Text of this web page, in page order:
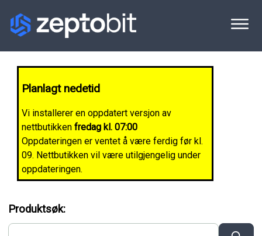
Planlagt nedetid
Vi installerer en oppdatert versjon av
nettbutikken fredag kl. 07:00
Oppdateringen er ventet å være ferdig før kl.
09. Nettbutikken vil være utilgjengelig under
oppdateringen.
Produktsøk: